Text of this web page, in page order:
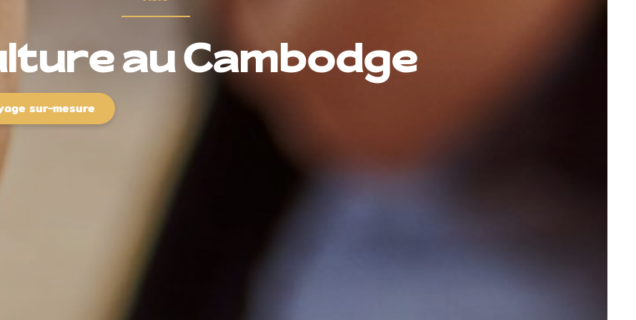
au Cambodge
sur-mesure